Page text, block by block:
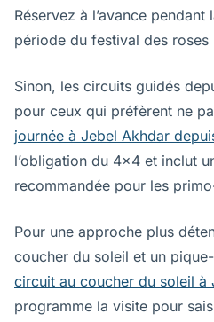
Réservez à l’avance
période du festival des
Sinon, les circuits guidés
pour ceux qui préfèrent ne
journée à Jebel Akhdar
l’obligation du 4x4 et inclut
recommandée pour les
Pour une approche plus
coucher du soleil et un
circuit au coucher du soleil
programme la visite pour